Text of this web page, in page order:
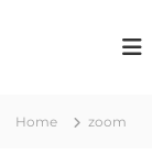
Home zoom